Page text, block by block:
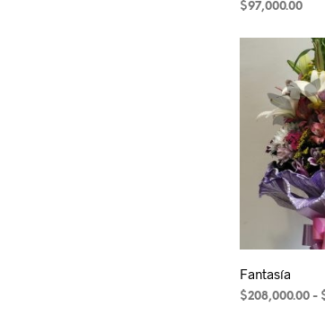
$97,000.00
Fantasía
$208,000.00 -